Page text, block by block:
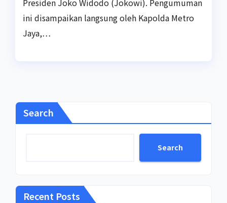
Presiden Joko Widodo (Jokowi). Pengumuman
ini disampaikan langsung oleh Kapolda Metro
Jaya,…
Search
Search
Recent Posts